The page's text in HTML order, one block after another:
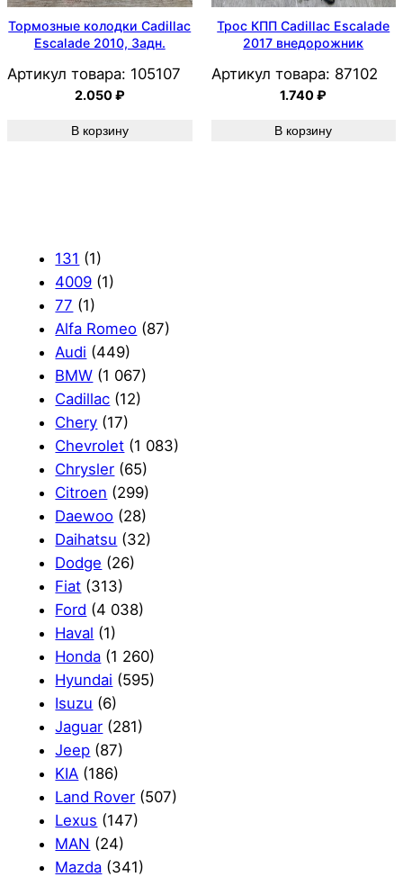
Тормозные колодки Cadillac
Escalade 2010, Задн.
Артикул товара: 105107
2.050₽
В корзину
Трос КПП Cadillac Escalade
2017 внедорожник
Артикул товара: 87102
1.740₽
В корзину
131 (1)
4009 (1)
77 (1)
Alfa Romeo (87)
Audi (449)
BMW (1 067)
Cadillac (12)
Chery (17)
Chevrolet (1 083)
Chrysler (65)
Citroen (299)
Daewoo (28)
Daihatsu (32)
Dodge (26)
Fiat (313)
Ford (4 038)
Haval (1)
Honda (1 260)
Hyundai (595)
Isuzu (6)
Jaguar (281)
Jeep (87)
KIA (186)
Land Rover (507)
Lexus (147)
MAN (24)
Mazda (341)